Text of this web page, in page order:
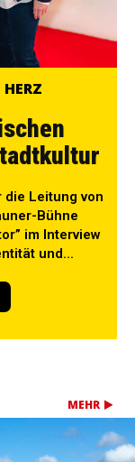
die Leitung von
Bühne
im Interview
und...
MEHR